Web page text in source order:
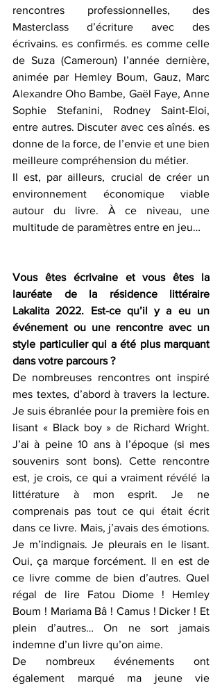
rencontres professionnelles, des
Masterclass d’écriture avec des
écrivains. es confirmés. es comme celle
de Suza (Cameroun) l’année dernière,
animée par Hemley Boum, Gauz, Marc
Alexandre Oho Bambe, Gaël Faye, Anne
Sophie Stefanini, Rodney Saint-Eloi,
entre autres. Discuter avec ces aînés. es
donne de la force, de l’envie et une bien
meilleure compréhension du métier.
Il est, par ailleurs, crucial de créer un
environnement économique viable
autour du livre. À ce niveau, une
multitude de paramètres entre en jeu…
Vous êtes écrivaine et vous êtes la
lauréate de la résidence littéraire
Lakalita 2022. Est-ce qu’il y a eu un
événement ou une rencontre avec un
style particulier qui a été plus marquant
dans votre parcours ?
De nombreuses rencontres ont inspiré
mes textes, d’abord à travers la lecture.
Je suis ébranlée pour la première fois en
lisant « Black boy » de Richard Wright.
J’ai à peine 10 ans à l’époque (si mes
souvenirs sont bons). Cette rencontre
est, je crois, ce qui a vraiment révélé la
littérature à mon esprit. Je ne
comprenais pas tout ce qui était écrit
dans ce livre. Mais, j’avais des émotions.
Je m’indignais. Je pleurais en le lisant.
Oui, ça marque forcément. Il en est de
ce livre comme de bien d’autres. Quel
régal de lire Fatou Diome ! Hemley
Boum ! Mariama Bâ ! Camus ! Dicker ! Et
plein d’autres… On ne sort jamais
indemne d’un livre qu’on aime.
De nombreux événements ont
également marqué ma jeune vie